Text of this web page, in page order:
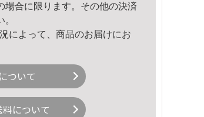
場合に限ります。その他の決済
によって、商品のお届けにお
ついて
について